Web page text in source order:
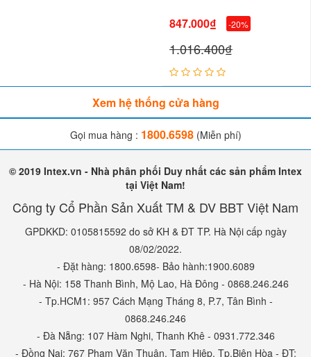
847.000₫ -20%
1.016.400₫
Xem hệ thống cửa hàng
Gọi mua hàng : 1800.6598(Miễn phí)
© 2019 Intex.vn - Nhà phân phối Duy nhất các sản phẩm Intex
tại Việt Nam!
Công ty Cổ Phần Sản Xuất TM & DV BBT Việt Nam
GPDKKD: 0105815592 do sở KH & ĐT TP. Hà Nội cấp ngày
08/02/2022.
- Đặt hàng: 1800.6598- Bảo hành:1900.6089
- Hà Nội: 158 Thanh Bình, Mộ Lao, Hà Đông - 0868.246.246
- Tp.HCM1: 957 Cách Mạng Tháng 8, P.7, Tân Bình -
0868.246.246
- Đà Nẵng: 107 Hàm Nghi, Thanh Khê - 0931.772.346
- Đồng Nai: 767 Phạm Văn Thuận, Tam Hiệp, Tp.Biên Hòa - ĐT: